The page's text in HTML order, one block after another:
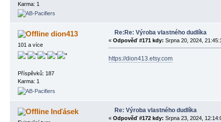
Karma: 1
dion413
101 a více
Příspěvků: 187
Karma: 1
Re:Re: Výroba vlastného dudlíka
« Odpověď #171 kdy: Srpna 20, 2024,
https://dion413.etsy.com
Inďásek Re: Výroba vlastného dudlíka
« Odpověď #172 kdy: Srpna 23, 2024,